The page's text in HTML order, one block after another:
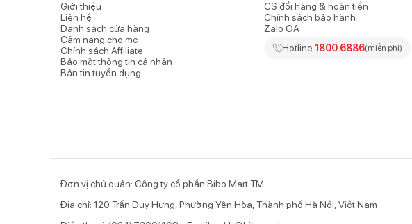
- Cấu tạo 3 lớp bao gồm:
+ Lớp 1: Mặt ngoài vải không dệt poly propylene
+ Lớp 2: Lớp giữa màng lọc không thấm nước, thoáng khí, có khả năng lọc
- Khẩu trang sử dụng trong môi trường làm việc thông thường ngoài trời,
Giới thiệu
Liên hệ
Danh sách cửa hàng
Cẩm nang cho mẹ
Chính sách Affiliate
Bảo mật thông tin cá nhân
Bản tin tuyển dụng
CS đổi hàng & hoàn tiền
Chính sách bảo hành
Zalo OA
Hotline 1800 6886(miễn phí)
Đơn vị chủ quản: Công ty cổ phần Bibo Mart TM
Địa chỉ: 120 Trần Duy Hưng, Phường Yên Hòa, Thành phố Hà Nội, Việt Nam